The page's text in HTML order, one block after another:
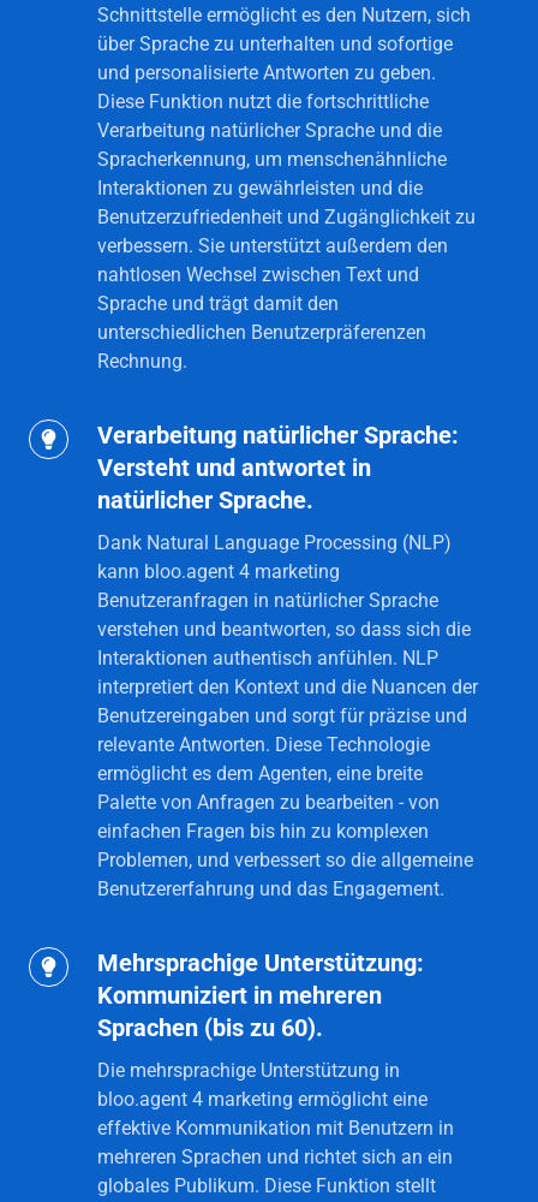
Schnittstelle ermöglicht es den Nutzern, sich
über Sprache zu unterhalten und sofortige
und personalisierte Antworten zu geben.
Diese Funktion nutzt die fortschrittliche
Verarbeitung natürlicher Sprache und die
Spracherkennung, um menschenähnliche
Interaktionen zu gewährleisten und die
Benutzerzufriedenheit und Zugänglichkeit zu
verbessern. Sie unterstützt außerdem den
nahtlosen Wechsel zwischen Text und
Sprache und trägt damit den
unterschiedlichen Benutzerpräferenzen
Rechnung.
Schnittstelle:
Verwickelt
Benutzer
Echtzeitgespräche.
Verarbeitung natürlicher Sprache:
Versteht und antwortet in
natürlicher Sprache.
Dank Natural Language Processing (NLP)
kann bloo.agent 4 marketing
Benutzeranfragen in natürlicher Sprache
verstehen und beantworten, so dass sich die
Interaktionen authentisch anfühlen. NLP
interpretiert den Kontext und die Nuancen der
Benutzereingaben und sorgt für präzise und
relevante Antworten. Diese Technologie
ermöglicht es dem Agenten, eine breite
Palette von Anfragen zu bearbeiten - von
einfachen Fragen bis hin zu komplexen
Problemen, und verbessert so die allgemeine
Benutzererfahrung und das Engagement.
Verarbeitung
natürlicher
Sprache:
Versteht
antwortet
natürlicher
Sprache.
Mehrsprachige Unterstützung:
Kommuniziert in mehreren
Sprachen (bis zu 60).
Die mehrsprachige Unterstützung in
bloo.agent 4 marketing ermöglicht eine
effektive Kommunikation mit Benutzern in
mehreren Sprachen und richtet sich an ein
globales Publikum. Diese Funktion stellt
Mehrsprachige
Unterstützung:
Kommuniziert
mehreren
Sprachen